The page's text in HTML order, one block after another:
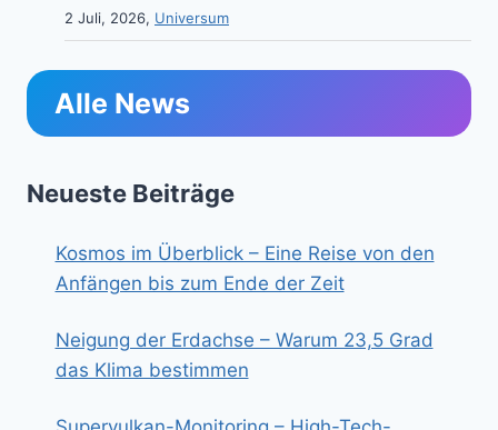
2 Juli, 2026, Universum
Alle News
Neueste Beiträge
Kosmos im Überblick – Eine Reise von den
Anfängen bis zum Ende der Zeit
Neigung der Erdachse – Warum 23,5 Grad
das Klima bestimmen